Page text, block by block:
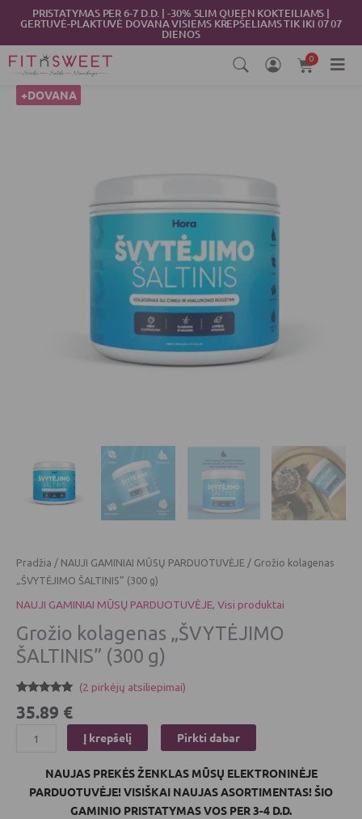
turinio
PRISTATYMAS PER 6-7 D.D. | -30% SLIM QUEEN KOKTEILIAMS |
GERTUVĖ-PLAKTUVĖ DOVANA VISIEMS KREPŠELIAMS TIK IKI 07 07
DIENOS
0
Cart
+DOVANA
Pradžia / NAUJI GAMINIAI MŪSŲ PARDUOTUVĖJE / Grožio kolagenas
„ŠVYTĖJIMO ŠALTINIS” (300 g)
NAUJI GAMINIAI MŪSŲ PARDUOTUVĖJE, Visi produktai
Grožio kolagenas „ŠVYTĖJIMO
ŠALTINIS” (300 g)
5.00iš 5
įvertinimų:
(2 pirkėjų atsiliepimai)
35.89 €
produkto
Į krepšelį Pirkti dabar
NAUJAS PREKĖS ŽENKLAS MŪSŲ ELEKTRONINĖJE
PARDUOTUVĖJE! VISIŠKAI NAUJAS ASORTIMENTAS! ŠIO
GAMINIO PRISTATYMAS VOS PER 3-4 D.D.